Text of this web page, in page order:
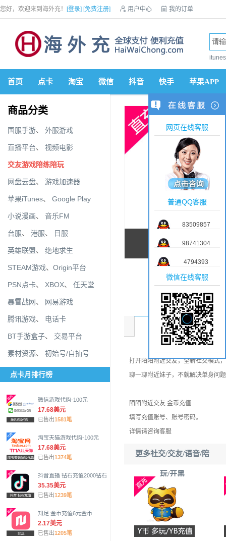
您好，欢迎来到海外充！ [登录] [免费注册]  用户中心  我的订单
首页 点卡 淘宝 微信 抖音 快手 苹果APP
商品分类
国服手游、 外服游戏
直播平台、 视频电影
交友游戏陪练陪玩
网盘云盘、 游戏加速器
苹果iTunes、 Google Play
小说漫画、 音乐FM
台服、 港服、 日服
英雄联盟、 绝地求生
STEAM游戏、 Origin平台
PSN点卡、 XBOX、 任天堂
暴雪战网、 网易游戏
腾讯游戏、 电话卡
BT手游盒子、 交易平台
素材资源、 初始号/自抽号
点卡月排行榜
微信游戏代购-100元
17.68美元
已售出1581笔
淘宝天猫游戏代购-100元
17.68美元
已售出1374笔
抖音直播 钻石充值2000钻石
35.35美元
已售出1239笔
知足 金币充值6元金币
2.17美元
已售出1205笔
商品介绍
打开陌陌附近交友，全新社交模式
聊一聊附近妹子，不就解决单身问
陌陌附近交友 金币充值
填写充值账号、账号密码。
详情请咨询客服
更多社交/交友/语音/陪
玩/开黑
网页在线客服
普通QQ客服
83509857
98741304
4794393
微信在线客服